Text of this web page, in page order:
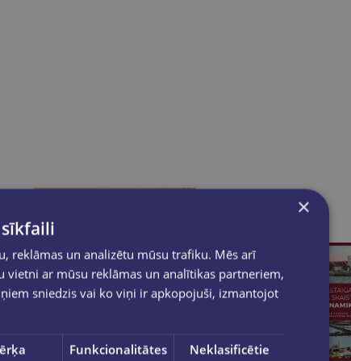
×
reklāmas un analizētu mūsu trafiku. Mēs arī
ar mūsu reklāmas un analītikas partneriem,
sniedzis vai ko viņi ir apkopojuši, izmantojot
Funkcionalitātes Neklasificētie